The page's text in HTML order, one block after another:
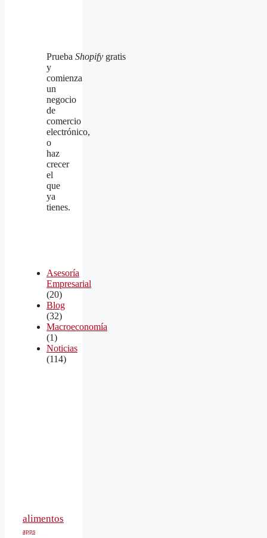
Prueba Shopify gratis
y
comienza
un
negocio
de
comercio
electrónico,
o
haz
crecer
el
que
ya
tienes.
Asesoría
Empresarial
(20)
Blog
(32)
Macroeconomía
(1)
Noticias
(114)
alimentos
apps